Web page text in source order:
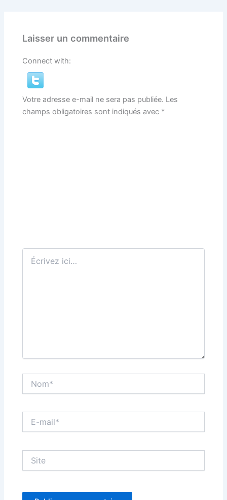
Laisser un commentaire
Connect with:
Votre adresse e-mail ne sera pas publiée. Les
champs obligatoires sont indiqués avec *
Écrivez
ici…
mail*